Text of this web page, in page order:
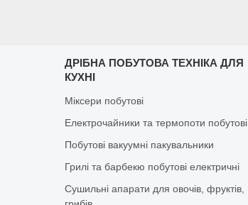
ДРІБНА ПОБУТОВА ТЕХНІКА ДЛЯ
КУХНІ
Міксери побутові
Електрочайники та термопоти побутові
Побутові вакуумні пакувальники
Грилі та барбекю побутові електричні
Сушильні апарати для овочів, фруктів,